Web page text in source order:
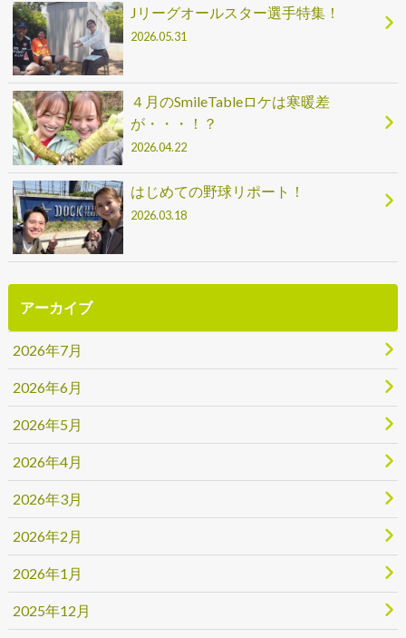
Jリーグオールスター選手特集！
2026.05.31
４月のSmileTableロケは寒暖差
が・・・！？
2026.04.22
はじめての野球リポート！
2026.03.18
アーカイブ
2026年7月
2026年6月
2026年5月
2026年4月
2026年3月
2026年2月
2026年1月
2025年12月